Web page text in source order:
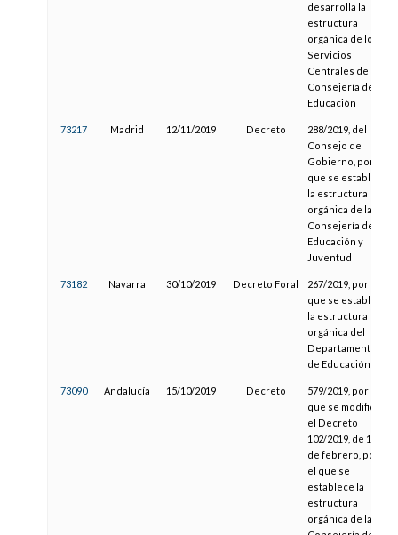
desarrolla la
estructura
orgánica de los
Servicios
Centrales de la
Consejería de
Educación
73217 Madrid 12/11/2019 Decreto
288/2019, del
Consejo de
Gobierno, por el
que se establece
la estructura
orgánica de la
Consejería de
Educación y
Juventud
73182 Navarra 30/10/2019 Decreto Foral
267/2019, por el
que se establece
la estructura
orgánica del
Departamento
de Educación
73090 Andalucía 15/10/2019 Decreto
579/2019, por el
que se modifica
el Decreto
102/2019, de 12
de febrero, por
el que se
establece la
estructura
orgánica de la